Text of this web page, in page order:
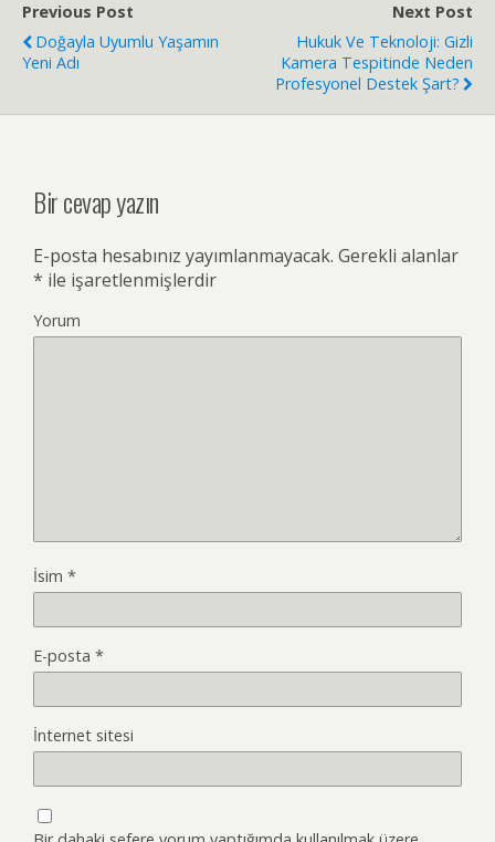
Previous Post
Doğayla Uyumlu Yaşamın
Yeni Adı
Next Post
Hukuk Ve Teknoloji: Gizli
Kamera Tespitinde Neden
Profesyonel Destek Şart?
Bir cevap yazın
E-posta hesabınız yayımlanmayacak. Gerekli alanlar
* ile işaretlenmişlerdir
Yorum
İsim *
E-posta *
İnternet sitesi